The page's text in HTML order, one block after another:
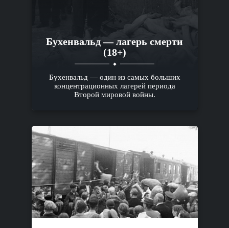
Бухенвальд — лагерь смерти
(18+)
Бухенвальд — один из самых больших
концентрационных лагерей периода
Второй мировой войны.